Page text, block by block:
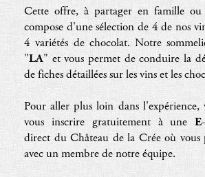
Cette offre, à partager en famille ou
compose d'une sélection de 4 de nos
4 variétés de chocolat. Notre
"LA" et vous permet de conduire la
de fiches détaillées sur les vins et les
Pour aller plus loin dans l'expérience,
vous inscrire gratuitement à une
direct du Château de la Crée où vous
avec un membre de notre équipe.